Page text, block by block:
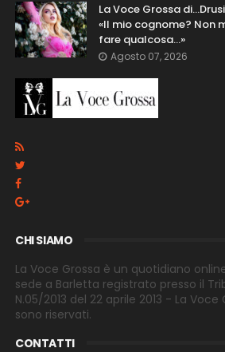
La Voce Grossa
«Il mio cognome? Non
fare qualcosa…»
Agosto 07, 2026
CHI SIAMO
La Voce Grossa è un quotidiano
sede a Barletta registrato presso il
N.05/2013 del 22 aprile 2013 - La
sono riservati.
CONTATTI